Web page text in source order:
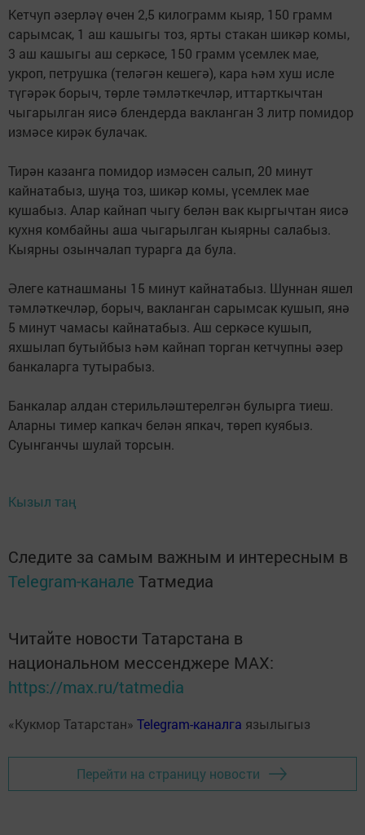
Кетчуп әзерләү өчен 2,5 килограмм кыяр, 150 грамм
сарымсак, 1 аш кашыгы тоз, ярты стакан шикәр комы,
3 аш кашыгы аш серкәсе, 150 грамм үсемлек мае,
укроп, петрушка (теләгән кешегә), кара һәм хуш исле
түгәрәк борыч, төрле тәмләткечләр, иттарткычтан
чыгарылган яисә блендерда вакланган 3 литр помидор
измәсе кирәк булачак.
Тирән казанга помидор измәсен салып, 20 минут
кайнатабыз, шуңа тоз, шикәр комы, үсемлек мае
кушабыз. Алар кайнап чыгу белән вак кыргычтан яисә
кухня комбайны аша чыгарылган кыярны салабыз.
Кыярны озынчалап турарга да була.
Әлеге катнашманы 15 минут кайнатабыз. Шуннан яшел
тәмләткечләр, борыч, вакланган сарымсак кушып, янә
5 минут чамасы кайнатабыз. Аш серкәсе кушып,
яхшылап бутыйбыз һәм кайнап торган кетчупны әзер
банкаларга тутырабыз.
Банкалар алдан стерильләштерелгән булырга тиеш.
Аларны тимер капкач белән япкач, төреп куябыз.
Суынганчы шулай торсын.
Кызыл таң
Следите за самым важным и интересным в
Telegram-канале Татмедиа
Читайте новости Татарстана в
национальном мессенджере MАХ:
https://max.ru/tatmedia
«Кукмор Татарстан» Telegram-каналга язылыгыз
Перейти на страницу новости